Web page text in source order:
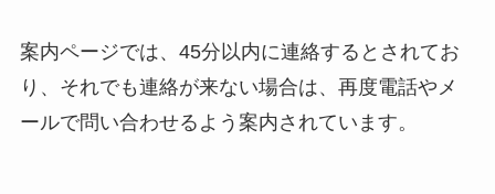
案内ページでは、45分以内に連絡するとされてお
り、それでも連絡が来ない場合は、再度電話やメ
ールで問い合わせるよう案内されています。